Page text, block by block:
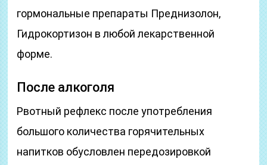
гормональные препараты Преднизолон,
Гидрокортизон в любой лекарственной
форме.
После алкоголя
Рвотный рефлекс после употребления
большого количества горячительных
напитков обусловлен передозировкой